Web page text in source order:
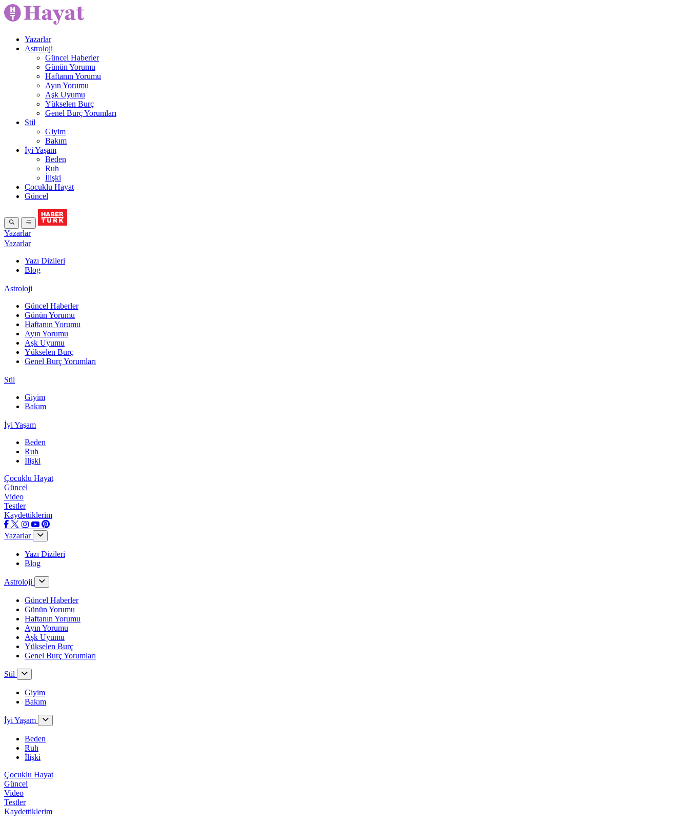
Yazarlar
Astroloji
Güncel Haberler
Günün Yorumu
Haftanın Yorumu
Ayın Yorumu
Aşk Uyumu
Yükselen Burç
Genel Burç Yorumları
Stil
Giyim
Bakım
İyi Yaşam
Beden
Ruh
İlişki
Çocuklu Hayat
Güncel
Yazarlar
Yazarlar
Yazı Dizileri
Blog
Astroloji
Güncel Haberler
Günün Yorumu
Haftanın Yorumu
Ayın Yorumu
Aşk Uyumu
Yükselen Burç
Genel Burç Yorumları
Stil
Giyim
Bakım
İyi Yaşam
Beden
Ruh
İlişki
Çocuklu Hayat
Güncel
Video
Testler
Kaydettiklerim
Yazarlar
Yazı Dizileri
Blog
Astroloji
Güncel Haberler
Günün Yorumu
Haftanın Yorumu
Ayın Yorumu
Aşk Uyumu
Yükselen Burç
Genel Burç Yorumları
Stil
Giyim
Bakım
İyi Yaşam
Beden
Ruh
İlişki
Çocuklu Hayat
Güncel
Video
Testler
Kaydettiklerim